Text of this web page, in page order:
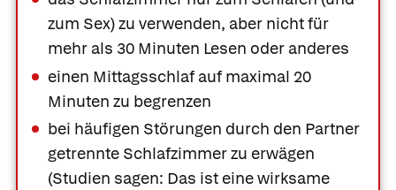
zum Sex) zu verwenden, aber nicht für
mehr als 30 Minuten Lesen oder anderes
einen Mittagsschlaf auf maximal 20
Minuten zu begrenzen
bei häufigen Störungen durch den Partner
getrennte Schlafzimmer zu erwägen
(Studien sagen: Das ist eine wirksame